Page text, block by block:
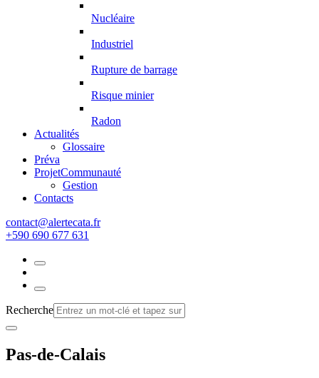
Nucléaire
Industriel
Rupture de barrage
Risque minier
Radon
Actualités
Glossaire
Préva
ProjetCommunauté
Gestion
Contacts
rf.atacetrela@tcatnoc
+590 690 677 631
Recherche
Pas-de-Calais